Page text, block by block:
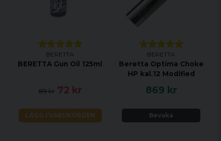
BERETTA
BERETTA Gun Oil 125ml
89 kr 72 kr
LÄGG I VARUKORGEN
BERETTA
Beretta Optima Choke
HP kal.12 Modified
869 kr
Bevaka